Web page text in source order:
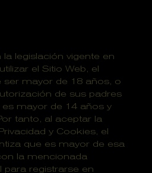
legislación vigente en
el Sitio Web, el
ser mayor de 18 años, o
de sus padres
mayor de 14 años y
tanto, al aceptar la
y Cookies, el
que es mayor de esa
la mencionada
para registrarse en